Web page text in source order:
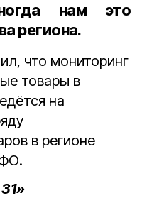
нам это
региона.
что мониторинг
товары в
на
в регионе